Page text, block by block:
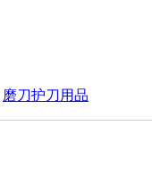
磨刀护刀用品